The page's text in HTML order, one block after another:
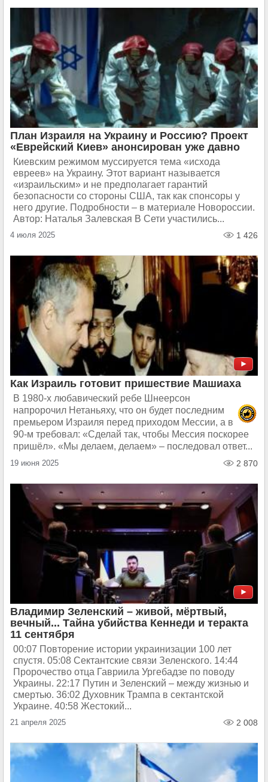
План Израиля на Украину и Россию? Проект
«Еврейский Киев» анонсирован уже давно
Киевским режимом муссируется тема «исхода
евреев» на Украину. Этот вариант называется
«израильским» и не предполагает гарантий
безопасности со стороны США, так как спонсоры у
него другие. Подробности – в материале Новороссии.
Автор: Наталья Залевская В Сети участились...
4 июля 2025 1 426
Как Израиль готовит пришествие Машиаха
В 1980-х любавический ребе Шнеерсон
напророчил Нетаньяху, что он будет последним
премьером Израиля перед приходом Мессии, а в
90-м требовал: «Сделай так, чтобы Мессия поскорее
пришёл». «Мы делаем, делаем» – последовал ответ...
19 июня 2025 2 870
Владимир Зеленский – живой, мёртвый,
вечный... Тайна убийства Кеннеди и теракта
11 сентября
00:07 Повторение истории украинизации 100 лет
спустя. 05:08 Сектантские связи Зеленского. 14:44
Пророчество отца Гавриила Ургебадзе по поводу
Украины. 22:17 Путин и Зеленский – между жизнью и
смертью. 36:02 Духовник Трампа в сектантской
Украине. 40:58 Жестокий...
21 апреля 2025 2 008